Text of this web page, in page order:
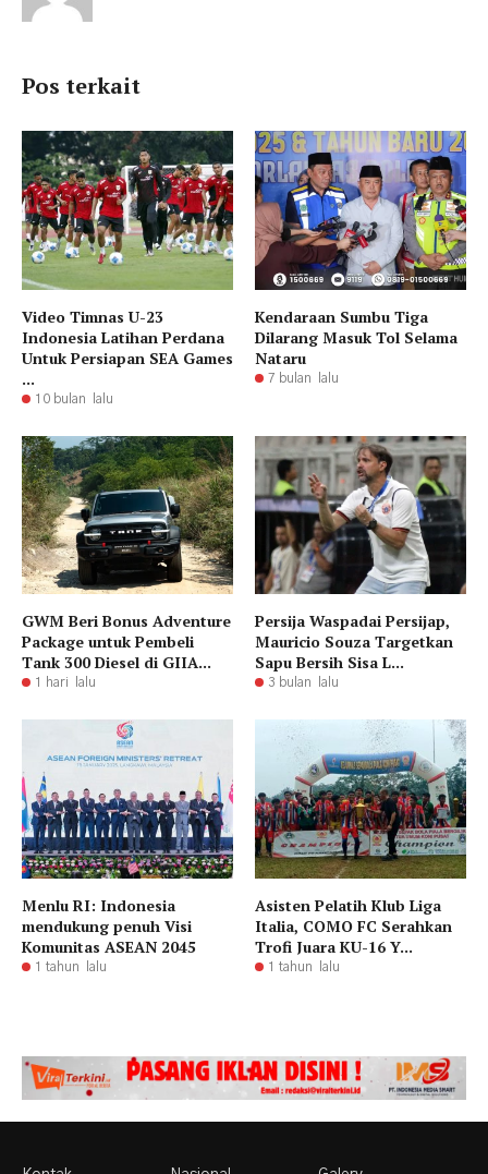
Pos terkait
Video Timnas U-23
Indonesia Latihan Perdana
Untuk Persiapan SEA Games
...
10 bulan lalu
Kendaraan Sumbu Tiga
Dilarang Masuk Tol Selama
Nataru
7 bulan lalu
GWM Beri Bonus Adventure
Package untuk Pembeli
Tank 300 Diesel di GIIA...
1 hari lalu
Persija Waspadai Persijap,
Mauricio Souza Targetkan
Sapu Bersih Sisa L...
3 bulan lalu
Menlu RI: Indonesia
mendukung penuh Visi
Komunitas ASEAN 2045
1 tahun lalu
Asisten Pelatih Klub Liga
Italia, COMO FC Serahkan
Trofi Juara KU-16 Y...
1 tahun lalu